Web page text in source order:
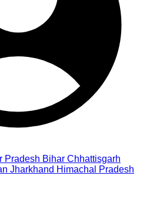
Pradesh Bihar Chhattisgarh
Jharkhand Himachal Pradesh